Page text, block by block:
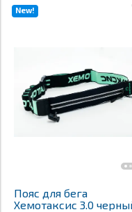
New!
Пояс для бега
Хемотаксис 3.0